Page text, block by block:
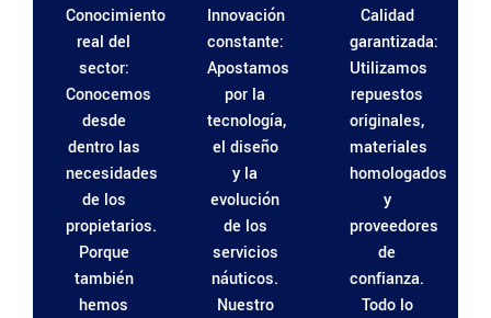
Conocimiento
real del
sector:
Conocemos
desde
dentro las
necesidades
de los
propietarios.
Porque
también
hemos
Innovación
constante:
Apostamos
por la
tecnología,
el diseño
y la
evolución
de los
servicios
náuticos.
Nuestro
Calidad
garantizada:
Utilizamos
repuestos
originales,
materiales
homologados
y
proveedores
de
confianza.
Todo lo